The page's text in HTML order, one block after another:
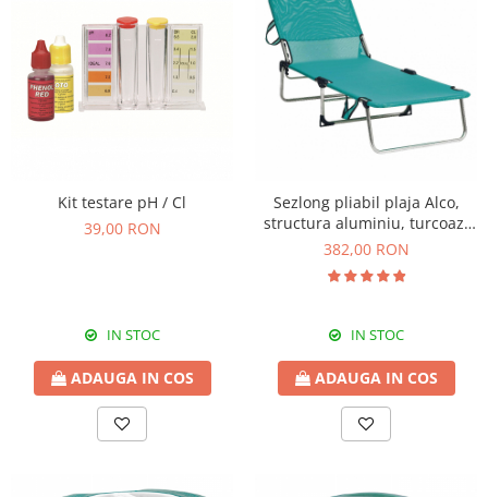
Kit testare pH / Cl
39,00 RON
IN STOC
ADAUGA IN COS
Sezlong pliabil plaja Alco,
structura aluminiu, turcoaz,
191 x 67 x 30 cm
382,00 RON
IN STOC
ADAUGA IN COS